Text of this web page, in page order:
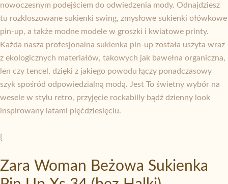
nowoczesnym podejściem do odwiedzenia mody. Odnajdziesz
tu rozkloszowane sukienki swing, zmysłowe sukienki ołówkowe
pin-up, a także modne modele w groszki i kwiatowe printy.
Każda nasza profesjonalna sukienka pin-up została uszyta wraz
z ekologicznych materiałów, takowych jak bawełna organiczna,
len czy tencel, dzięki z jakiego powodu łączy ponadczasowy
szyk spośród odpowiedzialną modą. Jest To świetny wybór na
wesele w stylu retro, przyjęcie rockabilly bądź dzienny look
inspirowany latami pięćdziesięciu.
{
Zara Woman Beżowa Sukienka